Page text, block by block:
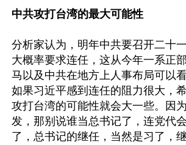
中共攻打台湾的最大可能性
分析家认为，明年中共要召开二十
大概率要求连任，这从今年一系正
马以及中共在地方上人事布局可以
如果习近平感到连任的阻力很大，
攻打台湾的可能性就会大一些。因
发，那别说谁当总书记了，连党代
了，总书记的继任，当然是习了，